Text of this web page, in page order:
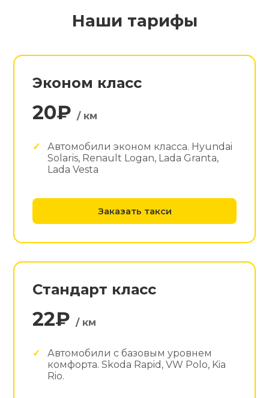
Наши тарифы
Эконом класс
20₽/ км
Автомобили эконом класса. Hyundai
Solaris, Renault Logan, Lada Granta,
Lada Vesta
Заказать такси
Стандарт класс
22₽/ км
Автомобили с базовым уровнем
комфорта. Skoda Rapid, VW Polo, Kia
Rio.